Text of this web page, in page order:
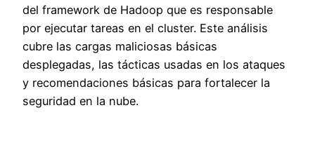
del framework de Hadoop que es responsable
por ejecutar tareas en el cluster. Este análisis
cubre las cargas maliciosas básicas
desplegadas, las tácticas usadas en los ataques
y recomendaciones básicas para fortalecer la
seguridad en la nube.